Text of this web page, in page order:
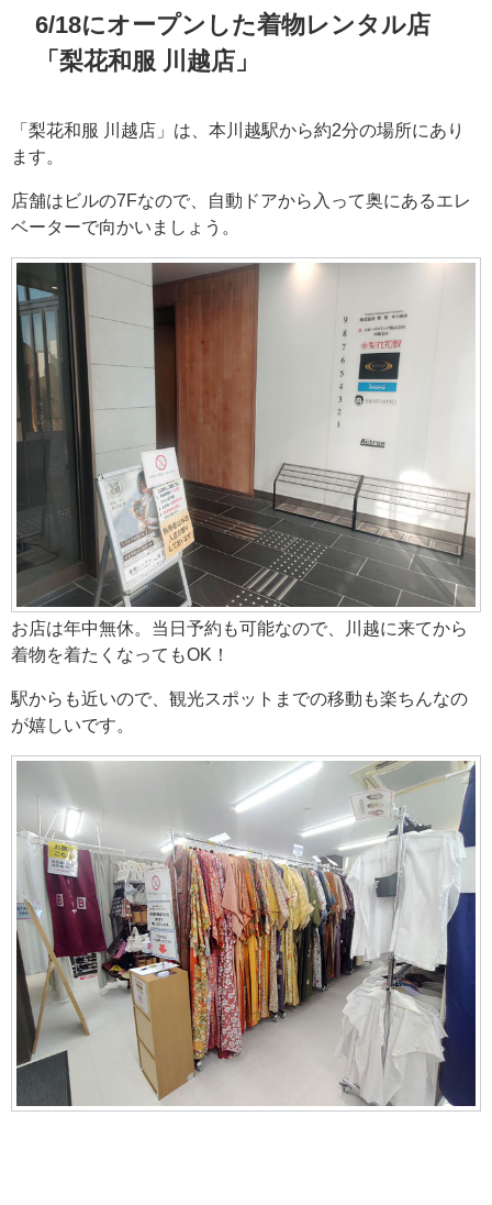
6/18にオープンした着物レンタル店
「梨花和服 川越店」
「梨花和服 川越店」は、本川越駅から約2分の場所にあり
ます。
店舗はビルの7Fなので、自動ドアから入って奥にあるエレ
ベーターで向かいましょう。
お店は年中無休。当日予約も可能なので、川越に来てから
着物を着たくなってもOK！
駅からも近いので、観光スポットまでの移動も楽ちんなの
が嬉しいです。